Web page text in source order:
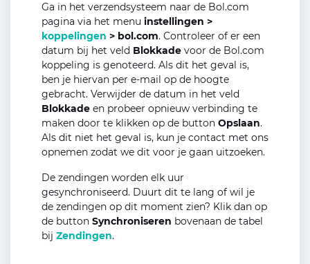
Ga in het verzendsysteem naar de Bol.com
pagina via het menu instellingen >
koppelingen > bol.com. Controleer of er een
datum bij het veld Blokkadevoor de Bol.com
koppeling is genoteerd. Als dit het geval is,
ben je hiervan per e-mail op de hoogte
gebracht. Verwijder de datum in het veld
Blokkadeen probeer opnieuw verbinding te
maken door te klikken op de button Opslaan.
Als dit niet het geval is, kun je contact met ons
opnemen zodat we dit voor je gaan uitzoeken.
De zendingen worden elk uur
gesynchroniseerd. Duurt dit te lang of wil je
de zendingen op dit moment zien? Klik dan op
de button Synchroniseren bovenaan de tabel
bij Zendingen.